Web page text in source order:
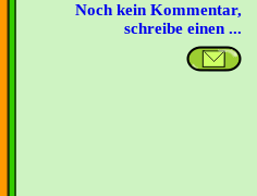
Noch kein Kommentar,
schreibe einen ...